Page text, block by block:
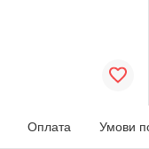
Оплата Умови